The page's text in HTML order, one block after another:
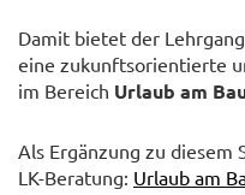
Damit bietet der
eine zukunftsorientierte
im Bereich Urlaub am
Als Ergänzung zu
LK-Beratung: Urlaub am